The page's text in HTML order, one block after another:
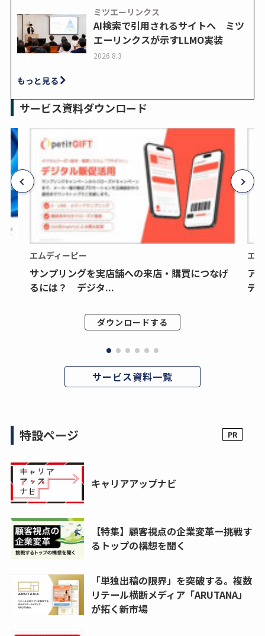
ミツエーリンクス
AI検索で引用されるサイトへ ミツ
エーリンクスが示すLLMO実装
2026.8.3
もっと見る
サービス資料ダウンロード
エムディーピー
サンプリングを実店舗への来店・購買につなげ
るには？ デジタ...
ダウンロードする
エ
ア
デ
サービス資料一覧
特設ページ
キャリアアップナビ
【特集】顧客視点の企業変革ー挑戦す
るトップの構想を聞く
「単独出稿の限界」を突破する。複数
リテール横断メディア「ARUTANA」
が拓く新市場